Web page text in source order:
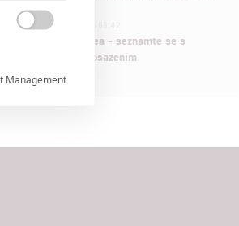
ČLÁNEK | 30.07.2026 03:42
preview: Odyssea - seznamte se s
nabitým obsazením

Management